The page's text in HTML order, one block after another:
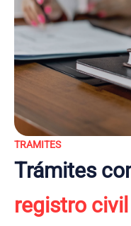
TRAMITES
Trámites
registro civil